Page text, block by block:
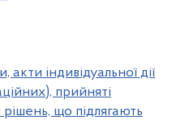
індивідуальної дії
прийняті
що підлягають